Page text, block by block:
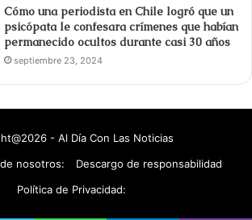
Cómo una periodista en Chile logró que un
psicópata le confesara crímenes que habían
permanecido ocultos durante casi 30 años
septiembre 23, 2024
- Al Día Con Las Noticias
nosotros:
Descargo de responsabilidad
Política de Privacidad: